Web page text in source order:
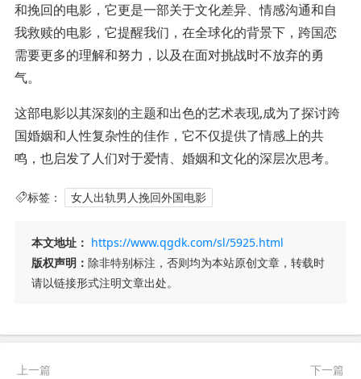
和挽回的电影，它更是一部关于文化差异、情感沟通和自
我救赎的电影，它提醒我们，在全球化的背景下，跨国恋
需要更多的理解和努力，以及在面对挑战时不放弃的勇
气。
这部电影以其深刻的主题和出色的艺术表现,成为了探讨跨
国婚姻和人性复杂性的佳作，它不仅提供了情感上的共
鸣，也启发了人们对于爱情、婚姻和文化的深层次思考。
标签： 女人出轨男人挽回外国电影
本文地址： https://www.qgdk.com/sl/5925.html
版权声明： 除非特别标注，否则均为本站原创文章，转载时
请以链接形式注明文章出处。
上一篇 下一篇